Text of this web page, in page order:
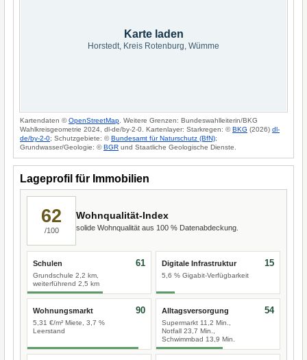
Karte laden
Horstedt, Kreis Rotenburg, Wümme
Kartendaten ©OpenStreetMap . Weitere Grenzen: Bundeswahlleiterin/BKG
Wahlkreisgeometrie 2024, dl-de/by-2-0. Kartenlayer: Starkregen: ©BKG (2026) dl-
de/by-2-0; Schutzgebiete: ©Bundesamt für Naturschutz (BfN);
Grundwasser/Geologie: ©BGR und Staatliche Geologische Dienste.
Lageprofil für Immobilien
62
/100
Wohnqualität-Index
solide Wohnqualität aus 100 % Datenabdeckung.
Schulen
Grundschule 2,2 km,
weiterführend 2,5 km
61 Digitale Infrastruktur
5,6 % Gigabit-Verfügbarkeit
15
Wohnungsmarkt
5,31 €/m² Miete, 3,7 %
Leerstand
90 Alltagsversorgung
Supermarkt 11,2 Min.,
Notfall 23,7 Min.,
Schwimmbad 13,9 Min.
54